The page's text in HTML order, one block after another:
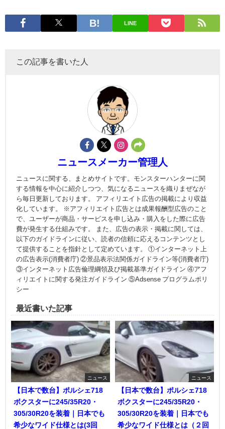
LINE
この記事を書いた人
ニュースメーカー管理人
ニュースに関する、まとめサイトです。モンスターハンターに関
する情報を中心に紹介しつつ、気になるニュースを織りまぜなが
ら毎日更新しております。 アフィリエイト広告の掲載により収益
化しています。 ※アフィリエイト広告とは成果報酬型広告のこと
で、ユーザーが商品・サービスを申し込み・購入をした際に広告
費が発生する仕組みです。 また、広告の表示・掲載に関しては、
以下のガイドラインに従い、読者の信頼に応えるコンテンツとし
て提供することを指針として定めています。 ①インターネット上
の広告表示(消費者庁) ②景品表示法関係ガイドライン等(消費者庁)
③インターネット広告倫理綱領及び掲載基準ガイドライン ④アフ
ィリエイトに関する発注ガイドライン ⑤Adsense プログラムポリ
シー
最近書いた記事
ニュース
【日本で数台】ポルシェ718
ボクスターに245/35R20・
305/30R20を装着｜日本でも
希少なワイド仕様とは(3回
ニュース
【日本で数台】ポルシェ718
ボクスターに245/35R20・
305/30R20を装着｜日本でも
希少なワイド仕様とは（２回